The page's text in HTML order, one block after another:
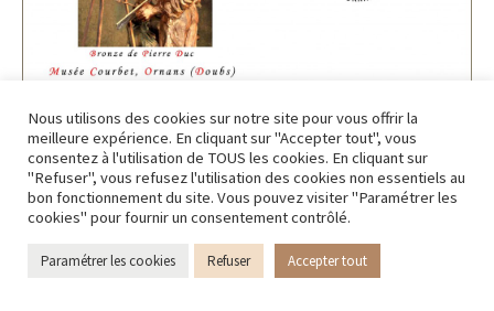
Nous utilisons des cookies sur notre site pour vous offrir la
meilleure expérience. En cliquant sur "Accepter tout", vous
consentez à l'utilisation de TOUS les cookies. En cliquant sur
"Refuser", vous refusez l'utilisation des cookies non essentiels au
bon fonctionnement du site. Vous pouvez visiter "Paramétrer les
cookies" pour fournir un consentement contrôlé.
Paramétrer les cookies Refuser Accepter tout